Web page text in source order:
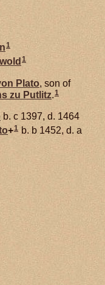
1
1
Plato, son of
zu Putlitz.1
b. c 1397, d. 1464
+1 b. b 1452, d. a